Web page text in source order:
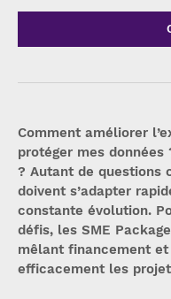
Comment améliorer
protéger mes
? Autant de questions
doivent s’adapter
constante évolution.
défis, les SME
mêlant financement
efficacement les